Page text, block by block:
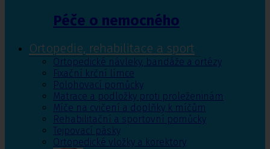
Péče o nemocného
Ortopedie, rehabilitace a sport
Ortopedické návleky, bandáže a ortézy
Fixační krční límce
Polohovací pomůcky
Matrace a podložky proti proleženinám
Míče na cvičení a doplňky k míčům
Rehabilitační a sportovní pomůcky
Tejpovací pásky
Ortopedické vložky a korektory